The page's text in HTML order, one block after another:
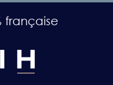
française